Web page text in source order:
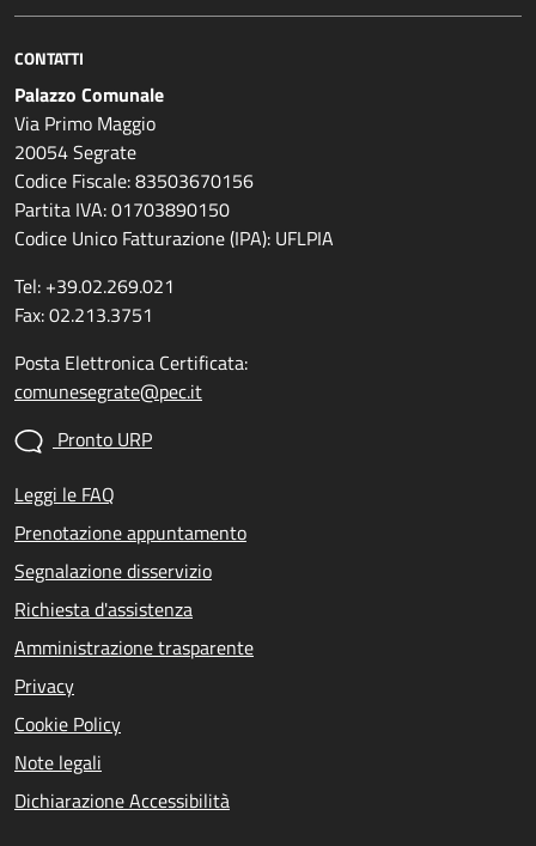
CONTATTI
Palazzo Comunale
Via Primo Maggio
20054 Segrate
Codice Fiscale: 83503670156
Partita IVA: 01703890150
Codice Unico Fatturazione (IPA): UFLPIA
Tel: +39.02.269.021
Fax: 02.213.3751
Posta Elettronica Certificata:
comunesegrate@pec.it
Pronto URP
Leggi le FAQ
Prenotazione appuntamento
Segnalazione disservizio
Richiesta d'assistenza
Amministrazione trasparente
Privacy
Cookie Policy
Note legali
Dichiarazione Accessibilità